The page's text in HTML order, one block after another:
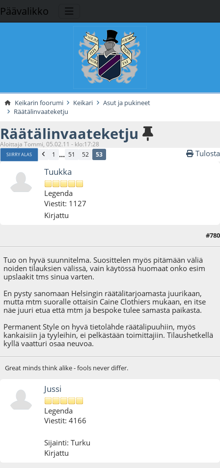
Päävalikko
Keikarin foorumi Keikari
Asut ja pukineet
Räätälinvaateketju
Räätälinvaateketju
Aloittaja Tommi, 05.02.11 - klo:17:28
SIIRRY ALAS 1 ... 51 52 53 Tulosta
Tuukka
Legenda
Viestit: 1127
Kirjattu
#780
Tuo on hyvä suunnitelma. Suosittelen myös pitämään väliä
noiden tilauksien välissä, vain käytössä huomaat onko esim
upslaakit tms sinua varten.
En pysty sanomaan Helsingin räätälitarjoamasta juurikaan,
mutta mtm suoralle ottaisin Caine Clothiers mukaan, en itse
näe juuri etua että mtm ja bespoke tulee samasta paikasta.
Permanent Style on hyvä tietolähde räätälipuuhiin, myös
kankaisiin ja tyyleihin, ei pelkästään toimittajiin. Tilaushetkellä
kyllä vaatturi osaa neuvoa.
Great minds think alike - fools never differ.
Jussi
Legenda
Viestit: 4166
Sijainti: Turku
Kirjattu